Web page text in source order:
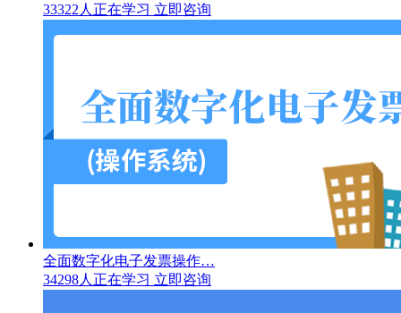
33322人正在学习 立即咨询
全面数字化电子发票操作…
34298人正在学习 立即咨询